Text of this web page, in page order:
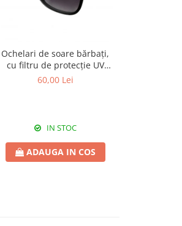
Ochelari de soare bărbați,
cu filtru de protecție UV
400, cu toc cadou, OSB46
60,00 Lei
IN STOC
ADAUGA IN COS